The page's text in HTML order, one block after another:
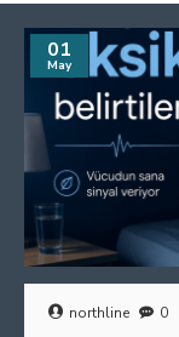
01
May
northline 0